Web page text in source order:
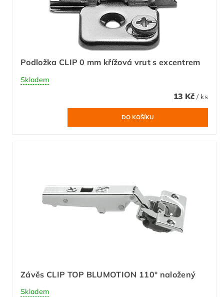
Podložka CLIP 0 mm křížová vrut s excentrem
Skladem
13 Kč / ks
Závěs CLIP TOP BLUMOTION 110° naložený
Skladem